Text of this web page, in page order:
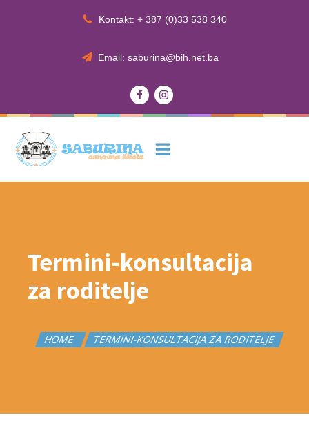
Kontakt: + 387 (0)33 538 340
Email: saburina@bih.net.ba
Termini-konsultacija
za roditelje
HOME TERMINI-KONSULTACIJA ZA RODITELJE